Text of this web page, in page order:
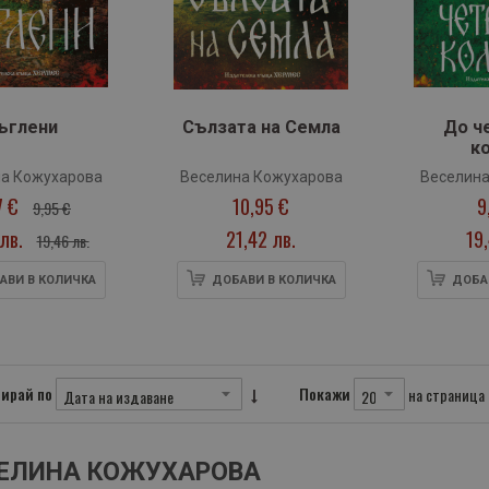
Кожухарова
€ 9,95 €
19,46 лв.
В КОЛИЧКА
Сълзата на Семла
Веселина Кожухарова
10,95 €
21,42 лв.
ДОБАВИ В КОЛИЧКА
До
по Покажи на страница
КОЖУХАРОВА